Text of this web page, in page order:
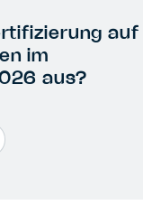
auf
im
aus?